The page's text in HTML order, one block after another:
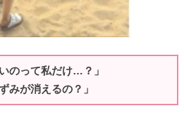
のって私だけ…？」
みが消えるの？」